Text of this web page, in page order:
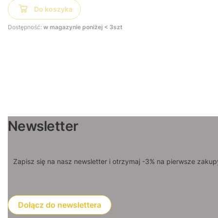
Do koszyka
Dostępność: w magazynie poniżej < 3szt
Newsletter
Zapisz się na nasz newsletter i otrzymaj -3% na pierwsze
Dołącz do newslettera